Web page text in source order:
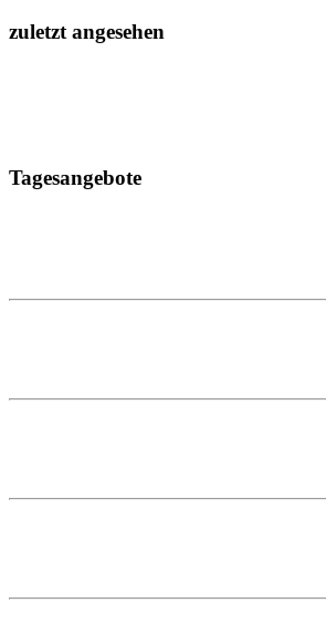
zuletzt angesehen
Tagesangebote